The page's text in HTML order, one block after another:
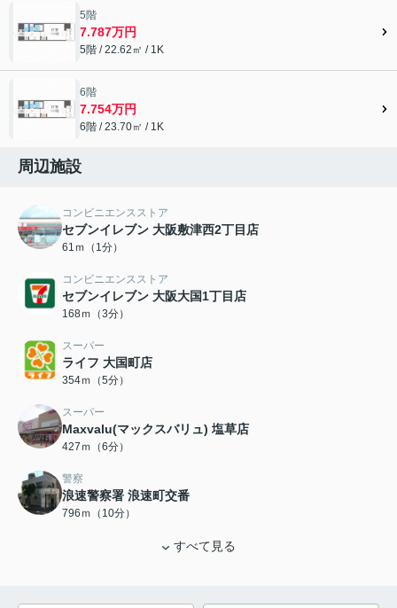
5階
7.787万円
5階 / 22.62㎡ / 1K
6階
7.754万円
6階 / 23.70㎡ / 1K
周辺施設
コンビニエンスストア
セブンイレブン 大阪敷津西2丁目店
61ｍ（1分）
コンビニエンスストア
セブンイレブン 大阪大国1丁目店
168ｍ（3分）
スーパー
ライフ 大国町店
354ｍ（5分）
スーパー
Maxvalu(マックスバリュ) 塩草店
427ｍ（6分）
警察
浪速警察署 浪速町交番
796ｍ（10分）
すべて見る